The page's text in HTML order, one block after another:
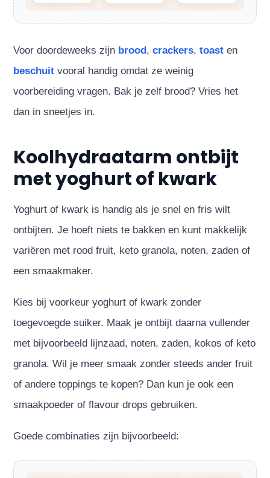
Voor doordeweeks zijn brood,crackers,toast en
beschuit vooral handig omdat ze weinig
voorbereiding vragen. Bak je zelf brood? Vries het
dan in sneetjes in.
Koolhydraatarm ontbijt
met yoghurt of kwark
Yoghurt of kwark is handig als je snel en fris wilt
ontbijten. Je hoeft niets te bakken en kunt makkelijk
variëren met rood fruit, keto granola, noten, zaden of
een smaakmaker.
Kies bij voorkeur yoghurt of kwark zonder
toegevoegde suiker. Maak je ontbijt daarna vullender
met bijvoorbeeld lijnzaad, noten, zaden, kokos of keto
granola. Wil je meer smaak zonder steeds ander fruit
of andere toppings te kopen? Dan kun je ook een
smaakpoeder of flavour drops gebruiken.
Goede combinaties zijn bijvoorbeeld: